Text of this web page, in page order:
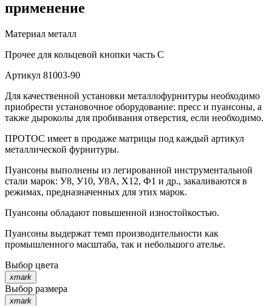
применение
Материал металл
Прочее для кольцевой кнопки часть С
Артикул 81003-90
Для качественной установки металлофурнитуры необходимо
приобрести установочное оборудование: пресс и пуансоны, а
также дыроколы для пробивания отверстия, если необходимо.
ПРОТОС имеет в продаже матрицы под каждый артикул
металлической фурнитуры.
Пуансоны выполнены из легированной инструментальной
стали марок: У8, У10, У8А, Х12, Ф1 и др., закаливаются в
режимах, предназначенных для этих марок.
Пуансоны обладают повышенной изностойкостью.
Пуансоны выдержат темп производительности как
промышленного масштаба, так и небольшого ателье.
Выбор цвета
xmark
Выбор размера
xmark